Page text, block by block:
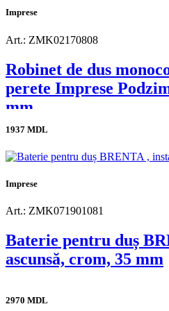
Imprese
Art.: ZMK02170808
Robinet de dus
perete Imprese
mm
1937 MDL
Imprese
Art.: ZMK071901081
Baterie pentru duș
ascunsă, crom, 35 mm
2970 MDL